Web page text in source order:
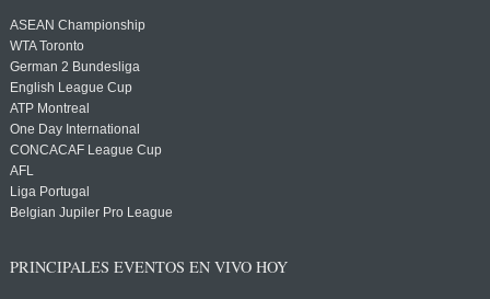
ASEAN Championship
WTA Toronto
German 2 Bundesliga
English League Cup
ATP Montreal
One Day International
CONCACAF League Cup
AFL
Liga Portugal
Belgian Jupiler Pro League
PRINCIPALES EVENTOS EN VIVO HOY